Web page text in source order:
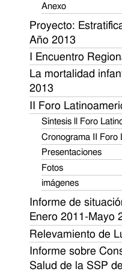
Anexo
Proyecto:
Año 2013
I Encuentro
La mortalidad
2013
II Foro
Síntesis ll Foro
Cronograma II Foro
Presentaciones
Fotos
imágenes
Informe de
Enero 2011-Mayo
Relevamiento de
Informe sobre
Salud de la SSP